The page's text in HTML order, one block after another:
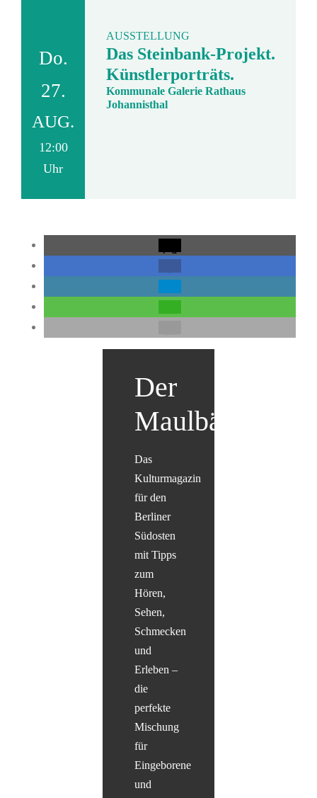
Do.
27.
AUG.
12:00
Uhr
AUSSTELLUNG
Das Steinbank-Projekt.
Künstlerporträts.
Kommunale Galerie Rathaus
Johannisthal
Der
Maulbär
Das
Kulturmagazin
für den
Berliner
Südosten
mit Tipps
zum
Hören,
Sehen,
Schmecken
und
Erleben –
die
perfekte
Mischung
für
Eingeborene
und